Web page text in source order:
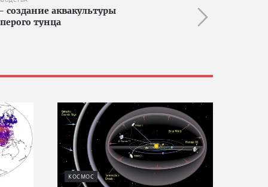
создание аквакультуры
тунца
КОСМОС